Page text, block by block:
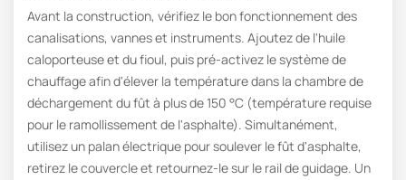
Avant la construction, vérifiez le bon fonctionnement des
canalisations, vannes et instruments. Ajoutez de l'huile
caloporteuse et du fioul, puis pré-activez le système de
chauffage afin d'élever la température dans la chambre de
déchargement du fût à plus de 150 °C (température requise
pour le ramollissement de l'asphalte). Simultanément,
utilisez un palan électrique pour soulever le fût d'asphalte,
retirez le couvercle et retournez-le sur le rail de guidage. Un